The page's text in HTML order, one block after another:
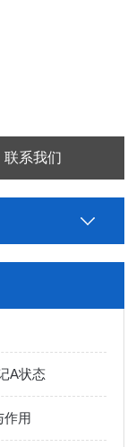
联系我们
A状态
作用